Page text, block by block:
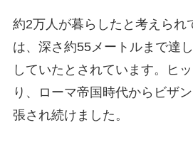
約2万人が暮らしたと考えられ
は、深さ約55メートルまで達
していたとされています。ヒ
り、ローマ帝国時代からビザ
張され続けました。